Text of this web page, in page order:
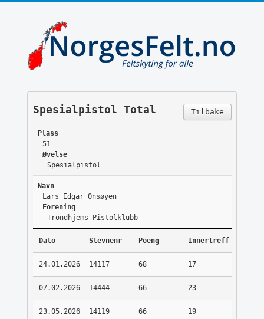
Tilbake
Spesialpistol Total
Plass
51
Øvelse
Spesialpistol
Navn
Lars Edgar Onsøyen
Forening
Trondhjems Pistolklubb
Dato Stevnenr Poeng Innertreff
24.01.2026 14117 68 17
07.02.2026 14444 66 23
23.05.2026 14119 66 19